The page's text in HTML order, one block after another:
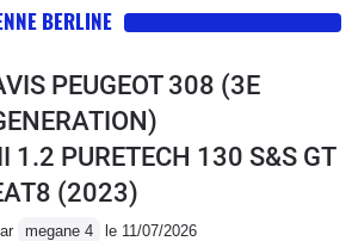
BERLINE
PEUGEOT 308 (3E
1.2 PURETECH 130 S&S GT
(2023)
megane 4 le 11/07/2026